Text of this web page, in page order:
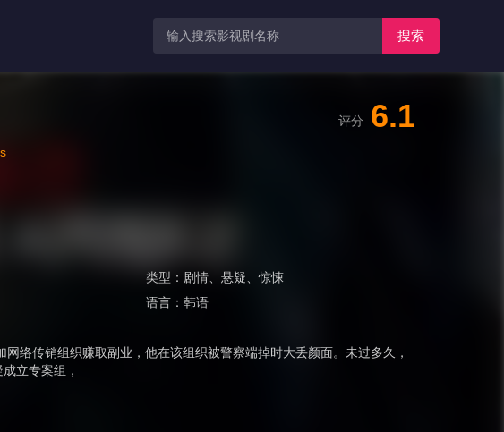
搜索
类型： 剧情、 悬疑 、惊悚
语言： 韩语
络传销组织赚取副业，他在该组织被警察端掉时大丢颜面。未过多久，
立专案组，
评分 6.1